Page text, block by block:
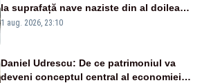
la suprafață nave naziste din al doilea
război mondial
1 aug. 2026, 23:10
Daniel Udrescu: De ce patrimoniul va
deveni conceptul central al economiei